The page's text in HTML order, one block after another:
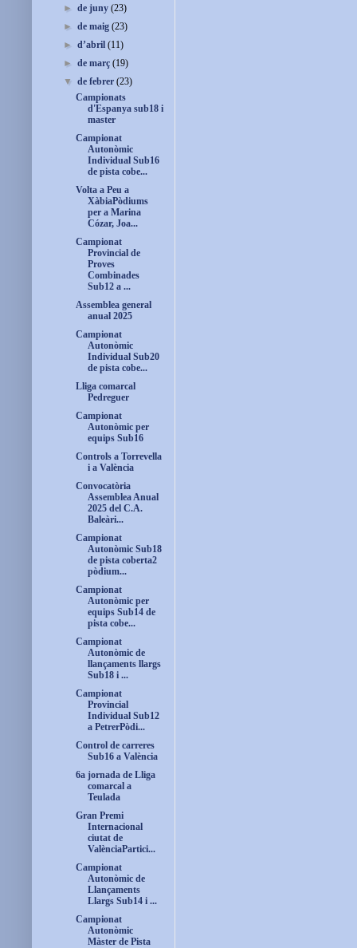
►de juny(23)
►de maig(23)
►d’abril(11)
►de març(19)
▼de febrer(23)
Campionats
d'Espanya sub18 i
master
Campionat
Autonòmic
Individual Sub16
de pista cobe...
Volta a Peu a
XàbiaPòdiums
per a Marina
Cózar, Joa...
Campionat
Provincial de
Proves
Combinades
Sub12 a ...
Assemblea general
anual 2025
Campionat
Autonòmic
Individual Sub20
de pista cobe...
Lliga comarcal
Pedreguer
Campionat
Autonòmic per
equips Sub16
Controls a Torrevella
i a València
Convocatòria
Assemblea Anual
2025 del C.A.
Baleàri...
Campionat
Autonòmic Sub18
de pista coberta2
pòdium...
Campionat
Autonòmic per
equips Sub14 de
pista cobe...
Campionat
Autonòmic de
llançaments llargs
Sub18 i ...
Campionat
Provincial
Individual Sub12
a PetrerPòdi...
Control de carreres
Sub16 a València
6a jornada de Lliga
comarcal a
Teulada
Gran Premi
Internacional
ciutat de
ValènciaPartici...
Campionat
Autonòmic de
Llançaments
Llargs Sub14 i ...
Campionat
Autonòmic
Màster de Pista